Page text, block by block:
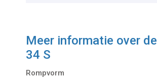
Meer informatie over de
34 S
Rompvorm